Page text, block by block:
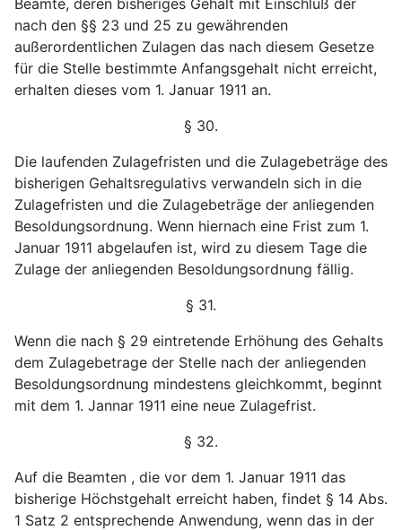
Beamte, deren bisheriges Gehalt mit Einschluß der
nach den §§ 23 und 25 zu gewährenden
außerordentlichen Zulagen das nach diesem Gesetze
für die Stelle bestimmte Anfangsgehalt nicht erreicht,
erhalten dieses vom 1. Januar 1911 an.
§ 30.
Die laufenden Zulagefristen und die Zulagebeträge des
bisherigen Gehaltsregulativs verwandeln sich in die
Zulagefristen und die Zulagebeträge der anliegenden
Besoldungsordnung. Wenn hiernach eine Frist zum 1.
Januar 1911 abgelaufen ist, wird zu diesem Tage die
Zulage der anliegenden Besoldungsordnung fällig.
§ 31.
Wenn die nach § 29 eintretende Erhöhung des Gehalts
dem Zulagebetrage der Stelle nach der anliegenden
Besoldungsordnung mindestens gleichkommt, beginnt
mit dem 1. Jannar 1911 eine neue Zulagefrist.
§ 32.
Auf die Beamten , die vor dem 1. Januar 1911 das
bisherige Höchstgehalt erreicht haben, findet § 14 Abs.
1 Satz 2 entsprechende Anwendung, wenn das in der